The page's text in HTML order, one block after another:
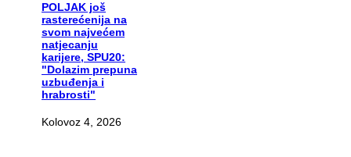
POLJAK još
rasterećenija na
svom najvećem
natjecanju
karijere, SPU20:
"Dolazim prepuna
uzbuđenja i
hrabrosti"
Kolovoz 4, 2026